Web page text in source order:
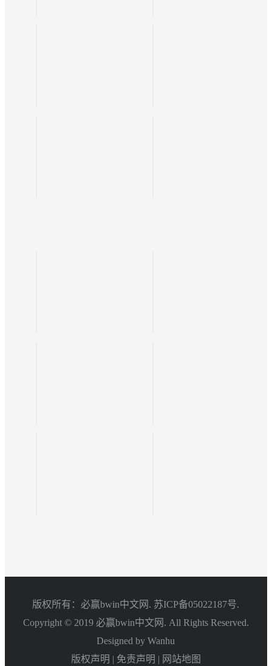
版权所有：必赢bwin中文网. 苏ICP备05022187号.
Copyright © 2019 必赢bwin中文网. All Rights Reserved.
Designed by Wanhu
版权声明 | 免责声明 | 网站地图